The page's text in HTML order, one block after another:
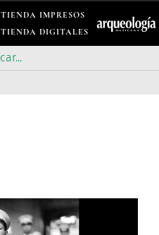
TIENDA IMPRESOS
TIENDA DIGITALES